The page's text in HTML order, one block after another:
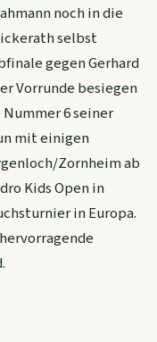
noch in die
selbst
gegen Gerhard
Vorrunde besiegen
6 seiner
mit einigen
Zornheim ab
Kids Open in
in Europa.